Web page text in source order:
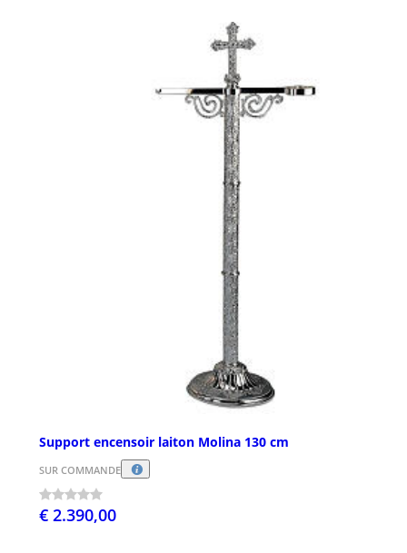
Support encensoir laiton Molina 130 cm
SUR COMMANDE
€ 2.390,00